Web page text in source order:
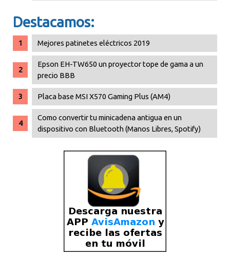
Destacamos:
Mejores patinetes eléctricos 2019
Epson EH-TW650 un proyector tope de gama a un
precio BBB
Placa base MSI X570 Gaming Plus (AM4)
Como convertir tu minicadena antigua en un
dispositivo con Bluetooth (Manos Libres, Spotify)